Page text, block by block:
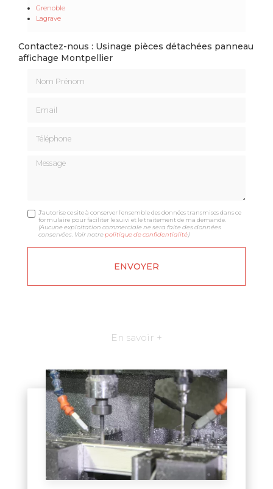
Grenoble
Lagrave
Contactez-nous : Usinage pièces détachées panneau
affichage Montpellier
Message
J'autorise ce site à conserver l'ensemble des données transmises dans ce
formulaire pour faciliter le suivi et le traitement de ma demande.
(Aucune exploitation commerciale ne sera faite des données
conservées. Voir notrepolitique de confidentialité)
En savoir +